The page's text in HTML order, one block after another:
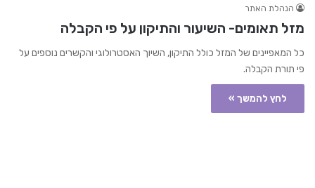
הנהלת האתר
מזל תאומים- השיעור והתיקון על פי הקבלה
כל המאפיינים של המזל כולל התיקון, השיוך האסטרולוגי והקשרים נוספים על
פי תורת הקבלה.
לחץ להמשך »